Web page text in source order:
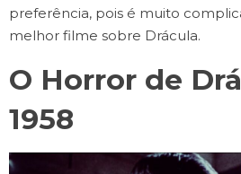
preferência, pois é muito
melhor filme sobre Drácula.
O Horror de
1958